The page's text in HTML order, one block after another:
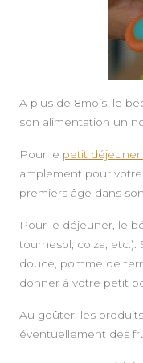
A plus de 8mois, le
son alimentation un
Pour le petit
amplement pour
premiers âge dans
Pour le déjeuner, le
tournesol, colza,
douce, pomme de
donner à votre petit
Au goûter, les
éventuellement des